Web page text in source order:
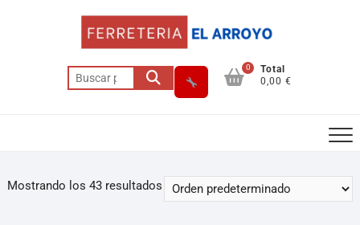
0
Total
0,00 €
Mostrando los 43 resultados